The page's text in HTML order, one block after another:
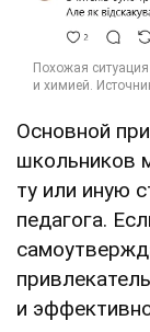
Основной
школьников
ту или иную
педагога.
и